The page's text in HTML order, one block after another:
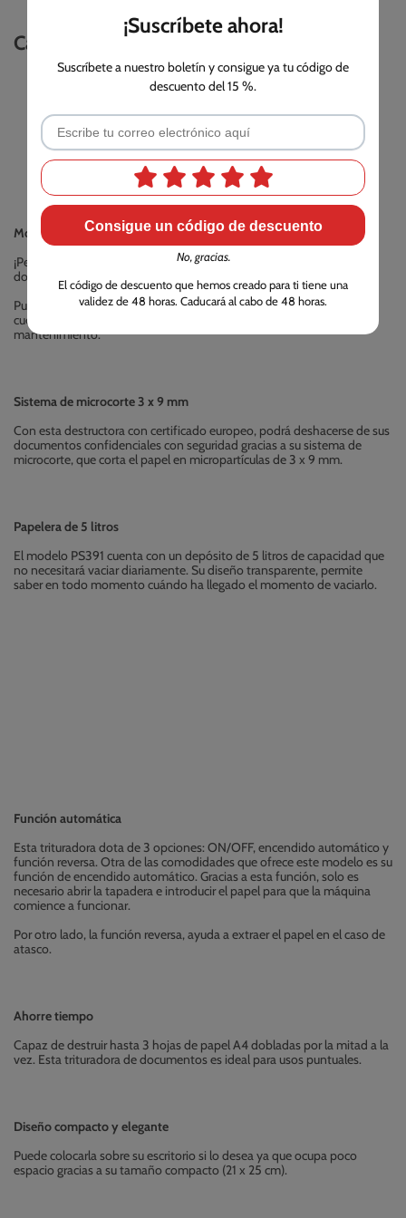
Características PS391
Motor de 500W de potencia
¡Pequeñita pero matona! Su potente motor le permite destruir
documentos en cuestión de segundos.
Puede triturar papeles durante 2 minutos seguidos, pero teniendo en
cuenta que deberá dejarla reposar 30 minutos para asegurar su
mantenimiento.
Sistema de microcorte 3 x 9 mm
Con esta destructora con certificado europeo, podrá deshacerse de sus
documentos confidenciales con seguridad gracias a su sistema de
microcorte, que corta el papel en micropartículas de 3 x 9 mm.
Papelera de 5 litros
El modelo PS391 cuenta con un depósito de 5 litros de capacidad que
no necesitará vaciar diariamente. Su diseño transparente, permite
saber en todo momento cuándo ha llegado el momento de vaciarlo.
Función automática
Esta trituradora dota de 3 opciones: ON/OFF, encendido automático y
función reversa. Otra de las comodidades que ofrece este modelo es su
función de encendido automático. Gracias a esta función, solo es
necesario abrir la tapadera e introducir el papel para que la máquina
comience a funcionar.
Por otro lado, la función reversa, ayuda a extraer el papel en el caso de
atasco.
Ahorre tiempo
Capaz de destruir hasta 3 hojas de papel A4 dobladas por la mitad a la
vez. Esta trituradora de documentos es ideal para usos puntuales.
Diseño compacto y elegante
Puede colocarla sobre su escritorio si lo desea ya que ocupa poco
espacio gracias a su tamaño compacto (21 x 25 cm).
¡Suscríbete ahora!
Suscríbete a nuestro boletín y consigue ya tu código de
descuento del 15 %.
Consigue un código de descuento
No, gracias.
El código de descuento que hemos creado para ti tiene una
validez de 48 horas. Caducará al cabo de 48 horas.